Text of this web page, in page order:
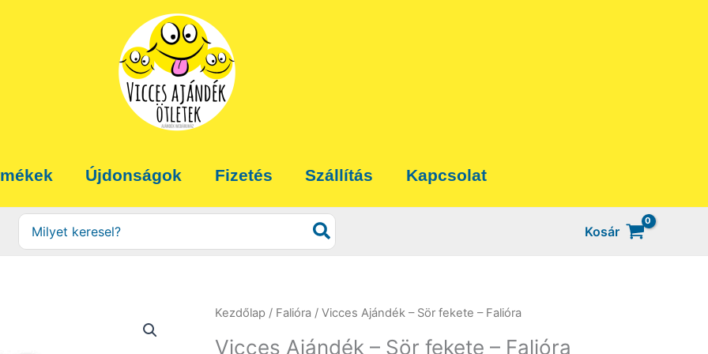
Újdonságok Fizetés Szállítás Kapcsolat
Search
for:
Kosár
Kezdőlap / Falióra / Vicces Ajándék – Sör fekete – Falióra
Vicces Ajándék – Sör fekete – Falióra